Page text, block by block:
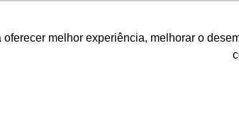
melhor experiência, melhorar o
MAIS INFORMAÇÕES CONTEÚDOS